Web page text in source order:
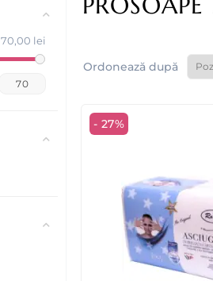
70,00 lei
70
Ordonează după
- 27%